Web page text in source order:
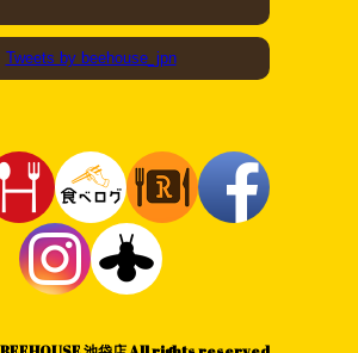
Tweets by beehouse_jpn